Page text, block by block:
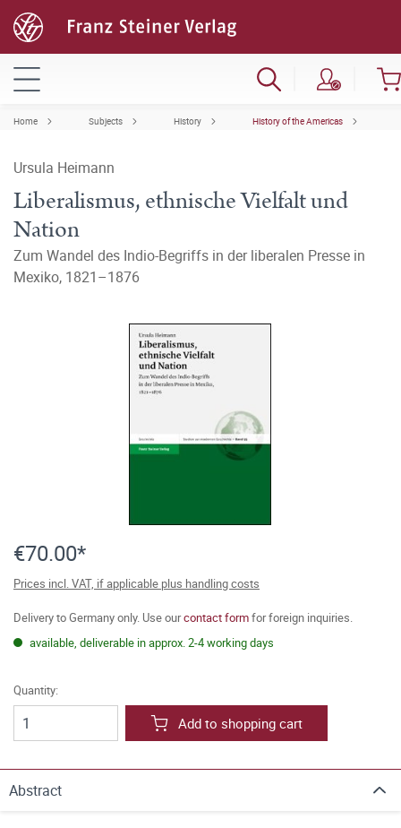
Home Subjects History History of the Americas
Ursula Heimann
Liberalismus, ethnische Vielfalt und
Nation
Zum Wandel des Indio-Begriffs in der liberalen Presse in
Mexiko, 1821–1876
€70.00*
Prices incl. VAT, if applicable plus handling costs
Delivery to Germany only. Use ourcontact formfor foreign inquiries.
available, deliverable in approx. 2-4 working days
Quantity:
Add to shopping cart
Abstract